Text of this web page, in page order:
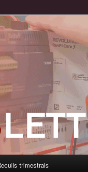
trimestrals